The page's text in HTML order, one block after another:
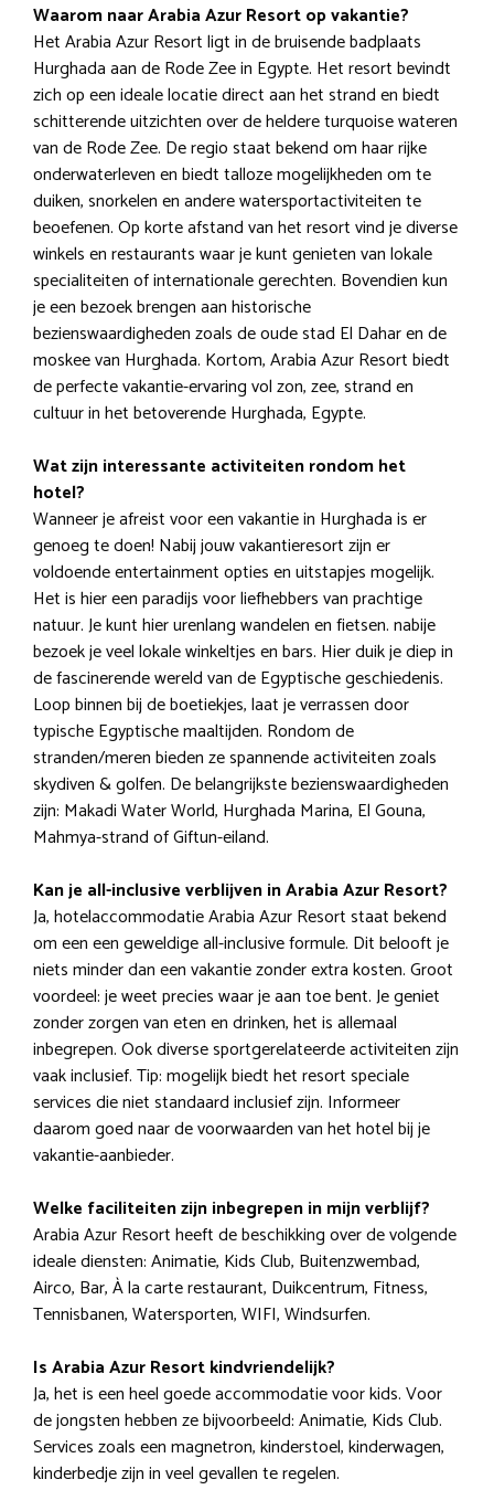
Waarom naar Arabia Azur Resort op vakantie?
Het Arabia Azur Resort ligt in de bruisende badplaats
Hurghada aan de Rode Zee in Egypte. Het resort bevindt
zich op een ideale locatie direct aan het strand en biedt
schitterende uitzichten over de heldere turquoise wateren
van de Rode Zee. De regio staat bekend om haar rijke
onderwaterleven en biedt talloze mogelijkheden om te
duiken, snorkelen en andere watersportactiviteiten te
beoefenen. Op korte afstand van het resort vind je diverse
winkels en restaurants waar je kunt genieten van lokale
specialiteiten of internationale gerechten. Bovendien kun
je een bezoek brengen aan historische
bezienswaardigheden zoals de oude stad El Dahar en de
moskee van Hurghada. Kortom, Arabia Azur Resort biedt
de perfecte vakantie-ervaring vol zon, zee, strand en
cultuur in het betoverende Hurghada, Egypte.
Wat zijn interessante activiteiten rondom het
hotel?
Wanneer je afreist voor een vakantie in Hurghada is er
genoeg te doen! Nabij jouw vakantieresort zijn er
voldoende entertainment opties en uitstapjes mogelijk.
Het is hier een paradijs voor liefhebbers van prachtige
natuur. Je kunt hier urenlang wandelen en fietsen. nabije
bezoek je veel lokale winkeltjes en bars. Hier duik je diep in
de fascinerende wereld van de Egyptische geschiedenis.
Loop binnen bij de boetiekjes, laat je verrassen door
typische Egyptische maaltijden. Rondom de
stranden/meren bieden ze spannende activiteiten zoals
skydiven & golfen. De belangrijkste bezienswaardigheden
zijn: Makadi Water World, Hurghada Marina, El Gouna,
Mahmya-strand of Giftun-eiland.
Kan je all-inclusive verblijven in Arabia Azur Resort?
Ja, hotelaccommodatie Arabia Azur Resort staat bekend
om een een geweldige all-inclusive formule. Dit belooft je
niets minder dan een vakantie zonder extra kosten. Groot
voordeel: je weet precies waar je aan toe bent. Je geniet
zonder zorgen van eten en drinken, het is allemaal
inbegrepen. Ook diverse sportgerelateerde activiteiten zijn
vaak inclusief. Tip: mogelijk biedt het resort speciale
services die niet standaard inclusief zijn. Informeer
daarom goed naar de voorwaarden van het hotel bij je
vakantie-aanbieder.
Welke faciliteiten zijn inbegrepen in mijn verblijf?
Arabia Azur Resort heeft de beschikking over de volgende
ideale diensten: Animatie, Kids Club, Buitenzwembad,
Airco, Bar, À la carte restaurant, Duikcentrum, Fitness,
Tennisbanen, Watersporten, WIFI, Windsurfen.
Is Arabia Azur Resort kindvriendelijk?
Ja, het is een heel goede accommodatie voor kids. Voor
de jongsten hebben ze bijvoorbeeld: Animatie, Kids Club.
Services zoals een magnetron, kinderstoel, kinderwagen,
kinderbedje zijn in veel gevallen te regelen.